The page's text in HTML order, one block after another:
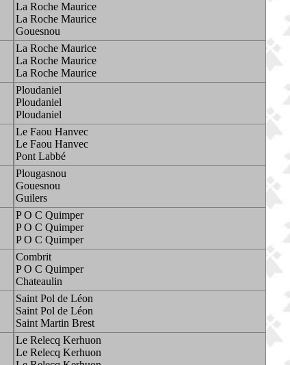
La Roche Maurice
La Roche Maurice
Gouesnou
La Roche Maurice
La Roche Maurice
La Roche Maurice
Ploudaniel
Ploudaniel
Ploudaniel
Le Faou Hanvec
Le Faou Hanvec
Pont Labbé
Plougasnou
Gouesnou
Guilers
P O C Quimper
P O C Quimper
P O C Quimper
Combrit
P O C Quimper
Chateaulin
Saint Pol de Léon
Saint Pol de Léon
Saint Martin Brest
Le Relecq Kerhuon
Le Relecq Kerhuon